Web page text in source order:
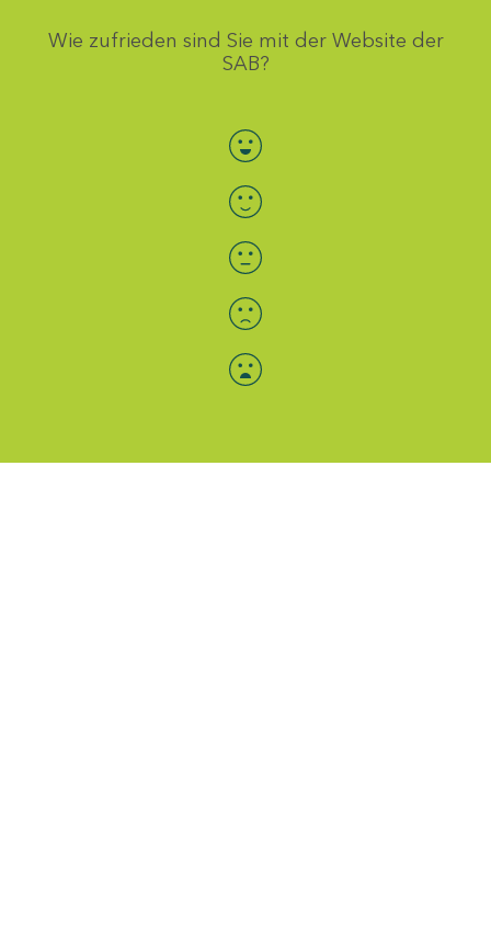
Wie zufrieden sind Sie mit der Website der
SAB?
Bewertung auswählen